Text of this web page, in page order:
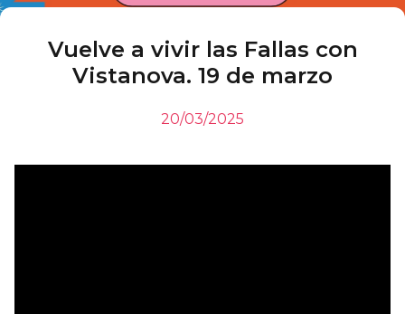
Vuelve a vivir las Fallas con
Vistanova. 19 de marzo
20/03/2025